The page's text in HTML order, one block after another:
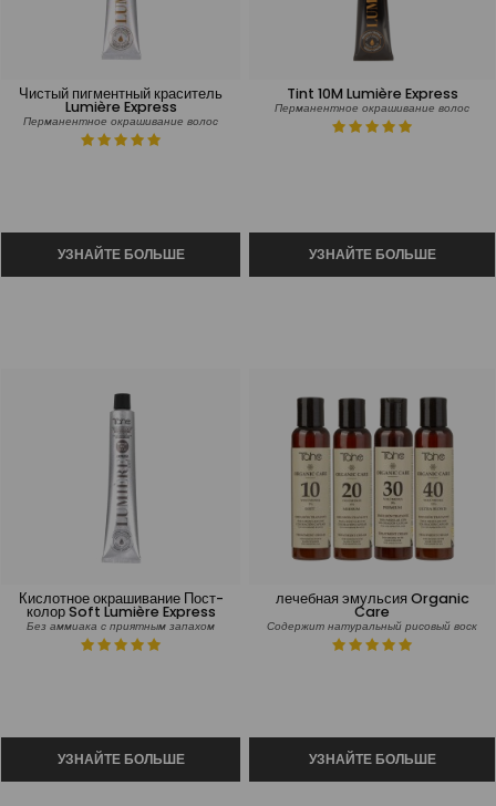
Чистый пигментный краситель
Lumière Express
Перманентное окрашивание волос
Tint 10M Lumière Express
Перманентное окрашивание волос
Кислотное окрашивание Пост-
колор Soft Lumière Express
Без аммиака с приятным запахом
лечебная эмульсия Organic
Care
Содержит натуральный рисовый воск